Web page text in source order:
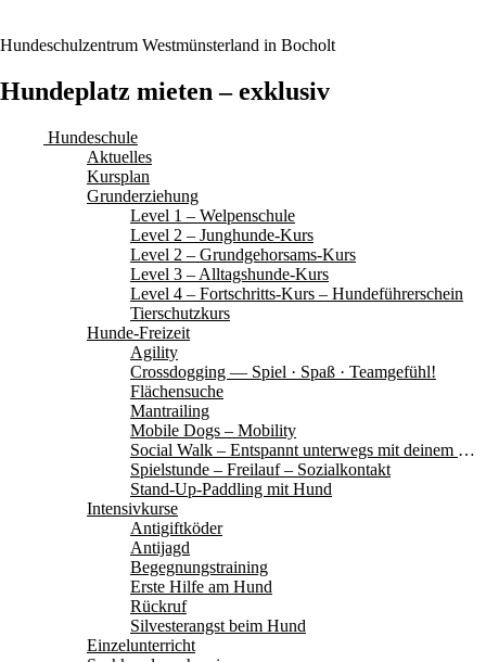
Hundeschulzentrum Westmünsterland in Bocholt
Hundeplatz mieten – exklusiv
Hundeschule
Aktuelles
Kursplan
Grunderziehung
Level 1 – Welpenschule
Level 2 – Junghunde-Kurs
Level 2 – Grundgehorsams-Kurs
Level 3 – Alltagshunde-Kurs
Level 4 – Fortschritts-Kurs – Hundeführerschein
Tierschutzkurs
Hunde-Freizeit
Agility
Crossdogging — Spiel · Spaß · Teamgefühl!
Flächensuche
Mantrailing
Mobile Dogs – Mobility
Social Walk – Entspannt unterwegs mit deinem Hund
Spielstunde – Freilauf – Sozialkontakt
Stand-Up-Paddling mit Hund
Intensivkurse
Antigiftköder
Antijagd
Begegnungstraining
Erste Hilfe am Hund
Rückruf
Silvesterangst beim Hund
Einzelunterricht